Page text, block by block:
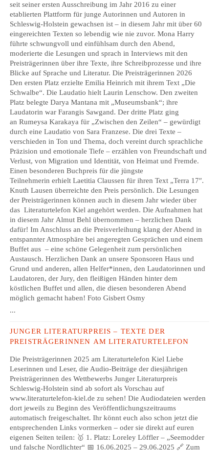
seit seiner ersten Ausschreibung im Jahr 2016 zu einer
etablierten Plattform für junge Autorinnen und Autoren in
Schleswig-Holstein gewachsen ist – in diesem Jahr mit über 60
eingereichten Texten so lebendig wie nie zuvor. Mona Harry
führte schwungvoll und einfühlsam durch den Abend,
moderierte die Lesungen und sprach in Interviews mit den
Preisträgerinnen über ihre Texte, ihre Schreibprozesse und ihre
Blicke auf Sprache und Literatur. Die Preisträgerinnen 2026
Den ersten Platz erzielte Emilia Heinrich mit ihrem Text „Die
Schwalbe“. Die Laudatio hielt Laurin Lenschow. Den zweiten
Platz belegte Darya Mantana mit „Museumsbank“; ihre
Laudatorin war Farangis Sawgand. Der dritte Platz ging
an Rumeysa Karakaya für „Zwischen den Zeilen“ – gewürdigt
durch eine Laudatio von Sara Franzese. Die drei Texte –
verschieden in Ton und Thema, doch vereint durch sprachliche
Präzision und emotionale Tiefe – erzählen von Freundschaft und
Verlust, von Migration und Identität, von Heimat und Fremde.
Einen besonderen Buchpreis für die jüngste
Teilnehmerin erhielt Laetitia Claussen für ihren Text „Terra 17″.
Knuth Lausen überreichte den Preis persönlich. Die Lesungen
der Preisträgerinnen können auch in diesem Jahr wieder über
das Literaturtelefon Kiel angehört werden. Die Aufnahmen hat
in diesem Jahr Almut Behl übernommen – herzlichen Dank
dafür! Im Anschluss an die Preisverleihung klang der Abend in
entspannter Atmosphäre bei angeregten Gesprächen und einem
Buffet aus – eine schöne Gelegenheit zum persönlichen
Austausch. Herzlichen Dank an unsere Sponsoren Haus und
Grund und anderen, allen Helfer*innen, den Laudatorinnen und
Laudatoren, der Jury, den fleißigen Händen hinter dem
köstlichen Buffet und allen, die diesen besonderen Abend
möglich gemacht haben! Foto Gisbert Osmy
...
JUNGER LITERATURPREIS – TEXTE DER
PREISTRÄGERINNEN AM LITERATURTELEFON
Die Preisträgerinnen 2025 am Literaturtelefon Kiel Liebe
Leserinnen und Leser, die Audio-Beiträge der diesjährigen
Preisträgerinnen des Wettbewerbs Junger Literaturpreis
Schleswig-Holstein sind ab sofort als Vorschau auf
www.literaturtelefon-kiel.de zu sehen! Die Audiodateien werden
dort jeweils zu Beginn des Veröffentlichungszeitraums
automatisch freigeschaltet. Ihr könnt euch also schon jetzt die
entsprechenden Links vormerken – oder sie direkt auf euren
eigenen Seiten teilen: 🥇 1. Platz: Loreley Löffler – „Seemodder
und falsche Nordlichter“ 📅 16.06.2025 – 29.06.2025 🔗 Zum